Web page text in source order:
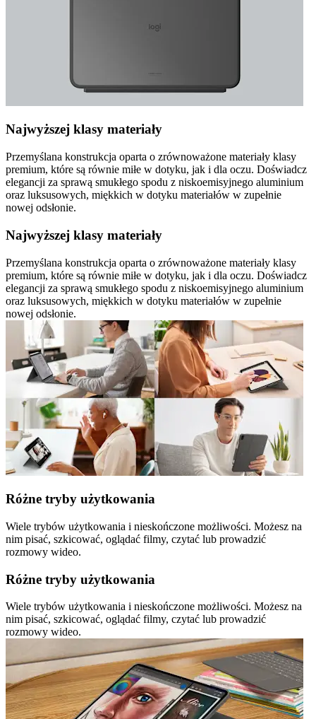
Najwyższej klasy materiały
Przemyślana konstrukcja oparta o zrównoważone materiały klasy
premium, które są równie miłe w dotyku, jak i dla oczu. Doświadcz
elegancji za sprawą smukłego spodu z niskoemisyjnego aluminium
oraz luksusowych, miękkich w dotyku materiałów w zupełnie
nowej odsłonie.
Najwyższej klasy materiały
Przemyślana konstrukcja oparta o zrównoważone materiały klasy
premium, które są równie miłe w dotyku, jak i dla oczu. Doświadcz
elegancji za sprawą smukłego spodu z niskoemisyjnego aluminium
oraz luksusowych, miękkich w dotyku materiałów w zupełnie
nowej odsłonie.
Różne tryby użytkowania
Wiele trybów użytkowania i nieskończone możliwości. Możesz na
nim pisać, szkicować, oglądać filmy, czytać lub prowadzić
rozmowy wideo.
Różne tryby użytkowania
Wiele trybów użytkowania i nieskończone możliwości. Możesz na
nim pisać, szkicować, oglądać filmy, czytać lub prowadzić
rozmowy wideo.